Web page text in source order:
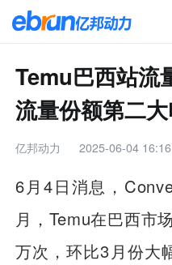
Temu巴西站流
流量份额第二
亿邦动力 2025-06-04 16:16
6月4日消息，
月，Temu在巴西市
万次，环比3月份大